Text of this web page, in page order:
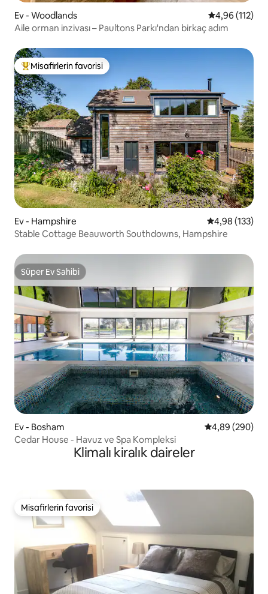
Ev - Woodlands 5 üzerinden
4,96 (112)
Aile orman inzivası – Paultons Parkı'ndan birkaç adım
Misafirlerin favorilerinden en beğenilenler arasında
Misafirlerin favorisi
Ev - Hampshire 5 üzerinden
4,98 (133)
Stable Cottage Beauworth Southdowns, Hampshire
Süper Ev Sahibi
Süper Ev Sahibi
Ev - Bosham 5 üzerinden
4,89 (290)
Cedar House - Havuz ve Spa Kompleksi
Klimalı kiralık daireler
Misafirlerin favorisi
Misafirlerin favorisi